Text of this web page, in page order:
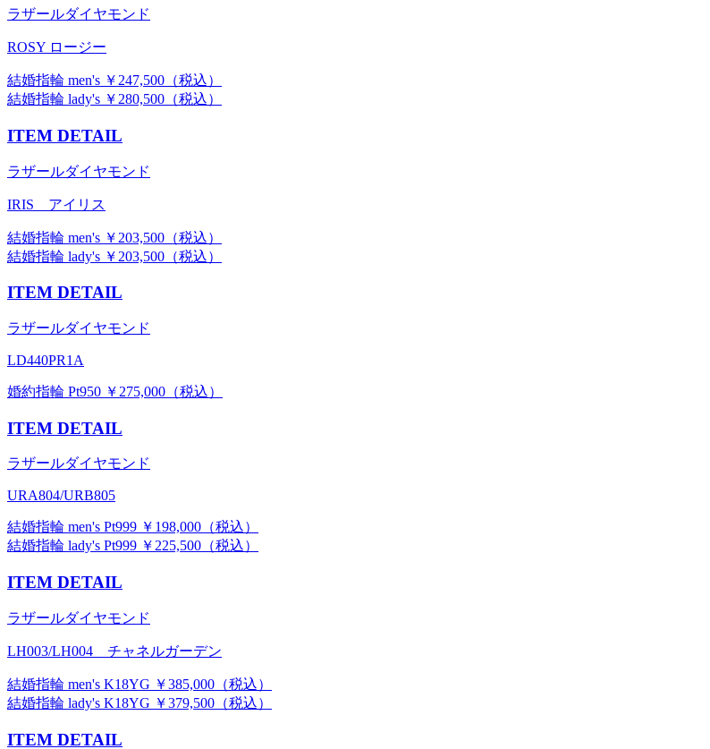
ラザールダイヤモンド
ROSY ロージー
結婚指輪 men's ￥247,500（税込）
結婚指輪 lady's ￥280,500（税込）
ITEM DETAIL
ラザールダイヤモンド
IRIS アイリス
結婚指輪 men's ￥203,500（税込）
結婚指輪 lady's ￥203,500（税込）
ITEM DETAIL
ラザールダイヤモンド
LD440PR1A
婚約指輪 Pt950 ￥275,000（税込）
ITEM DETAIL
ラザールダイヤモンド
URA804/URB805
結婚指輪 men's Pt999 ￥198,000（税込）
結婚指輪 lady's Pt999 ￥225,500（税込）
ITEM DETAIL
ラザールダイヤモンド
LH003/LH004 チャネルガーデン
結婚指輪 men's K18YG ￥385,000（税込）
結婚指輪 lady's K18YG ￥379,500（税込）
ITEM DETAIL